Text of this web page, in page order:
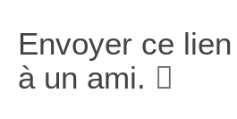
Envoyer ce
à un ami.